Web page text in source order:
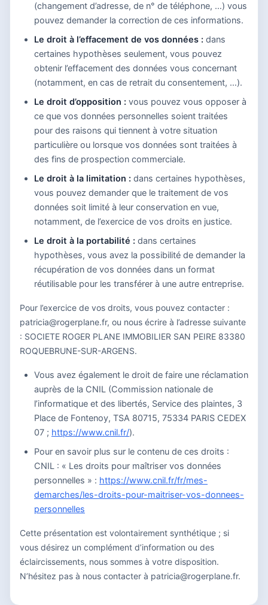
(changement d’adresse, de n° de téléphone, …) vous
pouvez demander la correction de ces informations.
Le droit à l’effacement de vos données : dans
certaines hypothèses seulement, vous pouvez
obtenir l’effacement des données vous concernant
(notamment, en cas de retrait du consentement, …).
Le droit d’opposition : vous pouvez vous opposer à
ce que vos données personnelles soient traitées
pour des raisons qui tiennent à votre situation
particulière ou lorsque vos données sont traitées à
des fins de prospection commerciale.
Le droit à la limitation : dans certaines hypothèses,
vous pouvez demander que le traitement de vos
données soit limité à leur conservation en vue,
notamment, de l’exercice de vos droits en justice.
Le droit à la portabilité : dans certaines
hypothèses, vous avez la possibilité de demander la
récupération de vos données dans un format
réutilisable pour les transférer à une autre entreprise.
Pour l’exercice de vos droits, vous pouvez contacter :
patricia@rogerplane.fr, ou nous écrire à l’adresse suivante
: SOCIETE ROGER PLANE IMMOBILIER SAN PEIRE 83380
ROQUEBRUNE-SUR-ARGENS.
Vous avez également le droit de faire une réclamation
auprès de la CNIL (Commission nationale de
l’informatique et des libertés, Service des plaintes, 3
Place de Fontenoy, TSA 80715, 75334 PARIS CEDEX
07 ; https://www.cnil.fr/).
Pour en savoir plus sur le contenu de ces droits :
CNIL : « Les droits pour maîtriser vos données
personnelles » : https://www.cnil.fr/fr/mes-
demarches/les-droits-pour-maitriser-vos-donnees-
personnelles
Cette présentation est volontairement synthétique ; si
vous désirez un complément d’information ou des
éclaircissements, nous sommes à votre disposition.
N’hésitez pas à nous contacter à patricia@rogerplane.fr.